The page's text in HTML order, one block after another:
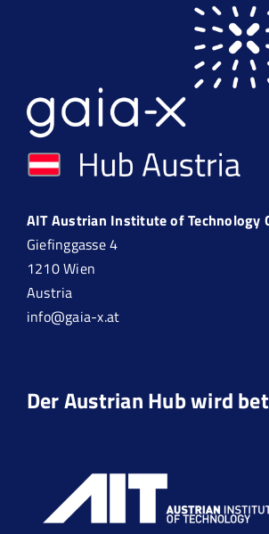
AIT Austrian Institute of Technology
Giefinggasse 4
1210 Wien
Austria
info@gaia-x.at
Der Austrian Hub wird